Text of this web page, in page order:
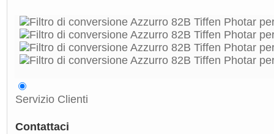
Servizio Clienti
Contattaci